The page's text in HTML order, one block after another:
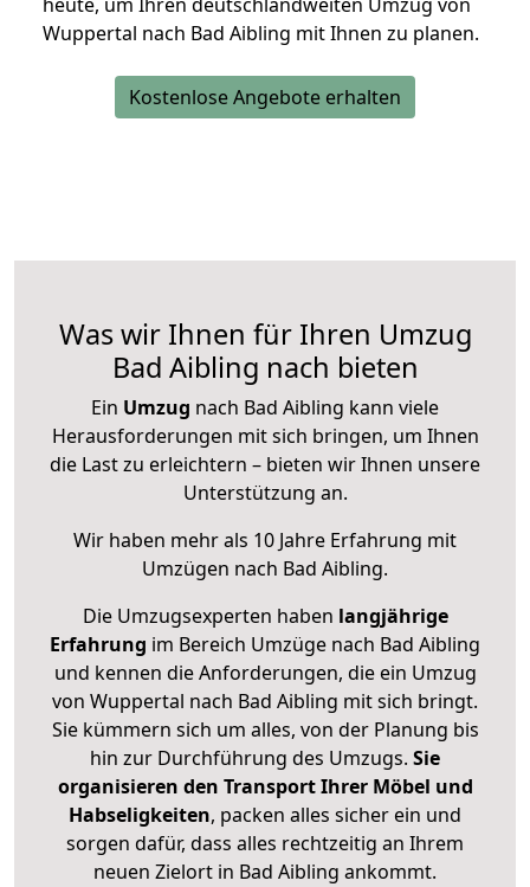
Wuppertal nach Bad Aibling mit Ihnen zu planen.
Kostenlose Angebote erhalten
Was wir Ihnen für Ihren Umzug
Bad Aibling nach bieten
Ein Umzug nach Bad Aibling kann viele
Herausforderungen mit sich bringen, um Ihnen
die Last zu erleichtern – bieten wir Ihnen unsere
Unterstützung an.
Wir haben mehr als 10 Jahre Erfahrung mit
Umzügen nach Bad Aibling.
Die Umzugsexperten haben langjährige
Erfahrung im Bereich Umzüge nach Bad Aibling
und kennen die Anforderungen, die ein Umzug
von Wuppertal nach Bad Aibling mit sich bringt.
Sie kümmern sich um alles, von der Planung bis
hin zur Durchführung des Umzugs. Sie
organisieren den Transport Ihrer Möbel und
Habseligkeiten, packen alles sicher ein und
sorgen dafür, dass alles rechtzeitig an Ihrem
neuen Zielort in Bad Aibling ankommt.